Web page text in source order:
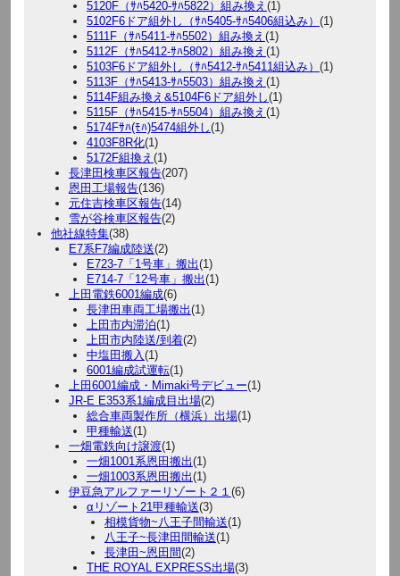
5120F（ｻﾊ5420-ｻﾊ5822）組み換え (1)
5102F6ドア組外し（ｻﾊ5405-ｻﾊ5406組込み） (1)
5111F（ｻﾊ5411-ｻﾊ5502）組み換え (1)
5112F（ｻﾊ5412-ｻﾊ5802）組み換え (1)
5103F6ドア組外し（ｻﾊ5412-ｻﾊ5411組込み） (1)
5113F（ｻﾊ5413-ｻﾊ5503）組み換え (1)
5114F組み換え&5104F6ドア組外し(1)
5115F（ｻﾊ5415-ｻﾊ5504）組み換え (1)
5174Fｻﾊ(ﾓﾊ)5474組外し(1)
4103F8R化(1)
5172F組換え (1)
長津田検車区報告(207)
恩田工場報告(136)
元住吉検車区報告(14)
雪が谷検車区報告(2)
他社線特集(38)
E7系F7編成陸送(2)
E723-7「1号車」搬出(1)
E714-7「12号車」搬出(1)
上田電鉄6001編成(6)
長津田車両工場搬出(1)
上田市内滞泊(1)
上田市内陸送/到着(2)
中塩田搬入 (1)
6001編成試運転(1)
上田6001編成・Mimaki号デビュー(1)
JR-E E353系1編成目出場(2)
総合車両製作所（横浜）出場(1)
甲種輸送(1)
一畑電鉄向け譲渡(1)
一畑1001系恩田搬出(1)
一畑1003系恩田搬出(1)
伊豆急アルファーリゾート２１ (6)
αリゾート21甲種輸送(3)
相模貨物~八王子間輸送(1)
八王子~長津田間輸送(1)
長津田~恩田間(2)
THE ROYAL EXPRESS出場(3)